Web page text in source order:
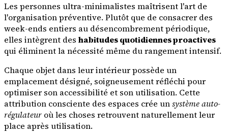
Les personnes ultra-minimalistes maîtrisent l'art de
l'organisation préventive. Plutôt que de consacrer des
week-ends entiers au désencombrement périodique,
elles intègrent des habitudes quotidiennes proactives
qui éliminent la nécessité même du rangement intensif.
Chaque objet dans leur intérieur possède un
emplacement désigné, soigneusement réfléchi pour
optimiser son accessibilité et son utilisation. Cette
attribution consciente des espaces crée unsystème auto-
régulateur où les choses retrouvent naturellement leur
place après utilisation.